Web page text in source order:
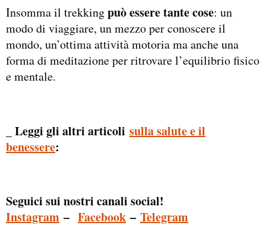
Insomma il trekkingpuò essere tante cose: un
modo di viaggiare, un mezzo per conoscere il
mondo, un’ottima attività motoria ma anche una
forma di meditazione per ritrovare l’equilibrio fisico
e mentale.
_ Leggi gli altri articoli sulla salute e il
benessere:
Seguici sui nostri canali social!
Instagram – Facebook – Telegram